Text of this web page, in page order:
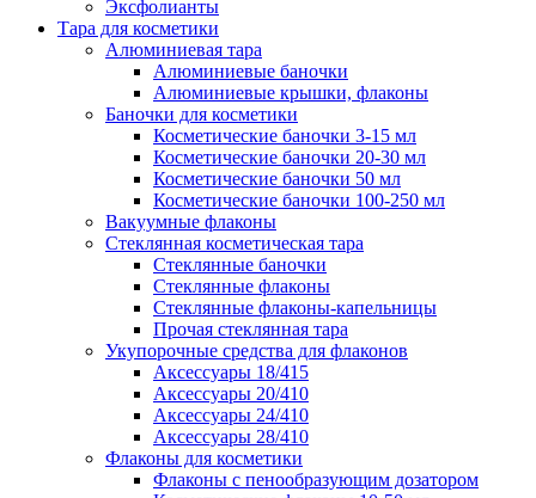
Эксфолианты
Тара для косметики
Алюминиевая тара
Алюминиевые баночки
Алюминиевые крышки, флаконы
Баночки для косметики
Косметические баночки 3-15 мл
Косметические баночки 20-30 мл
Косметические баночки 50 мл
Косметические баночки 100-250 мл
Вакуумные флаконы
Стеклянная косметическая тара
Стеклянные баночки
Стеклянные флаконы
Стеклянные флаконы-капельницы
Прочая стеклянная тара
Укупорочные средства для флаконов
Аксессуары 18/415
Аксессуары 20/410
Аксессуары 24/410
Аксессуары 28/410
Флаконы для косметики
Флаконы с пенообразующим дозатором